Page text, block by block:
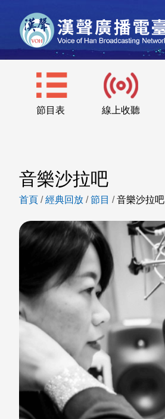
節目表 線上收聽
音樂沙拉吧
首頁 /經典回放 /節目 /音樂沙拉吧